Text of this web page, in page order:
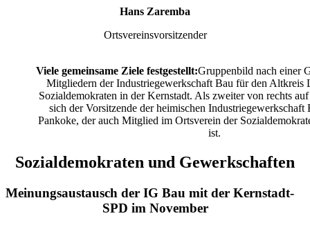
Hans Zaremba
Ortsvereinsvorsitzender
Viele gemeinsame Ziele festgestellt:Gruppenbild nach einer
Mitgliedern der Industriegewerkschaft Bau für den Altkreis
Sozialdemokraten in der Kernstadt. Als zweiter von rechts
sich der Vorsitzende der heimischen Industriegewerkschaft
Pankoke, der auch Mitglied im Ortsverein der
ist.
Sozialdemokraten und Gewerkschaften
Meinungsaustausch der IG Bau mit der Kernstadt-
SPD im November